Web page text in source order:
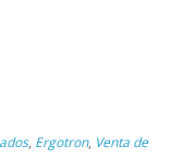
, Ergotron, Venta de